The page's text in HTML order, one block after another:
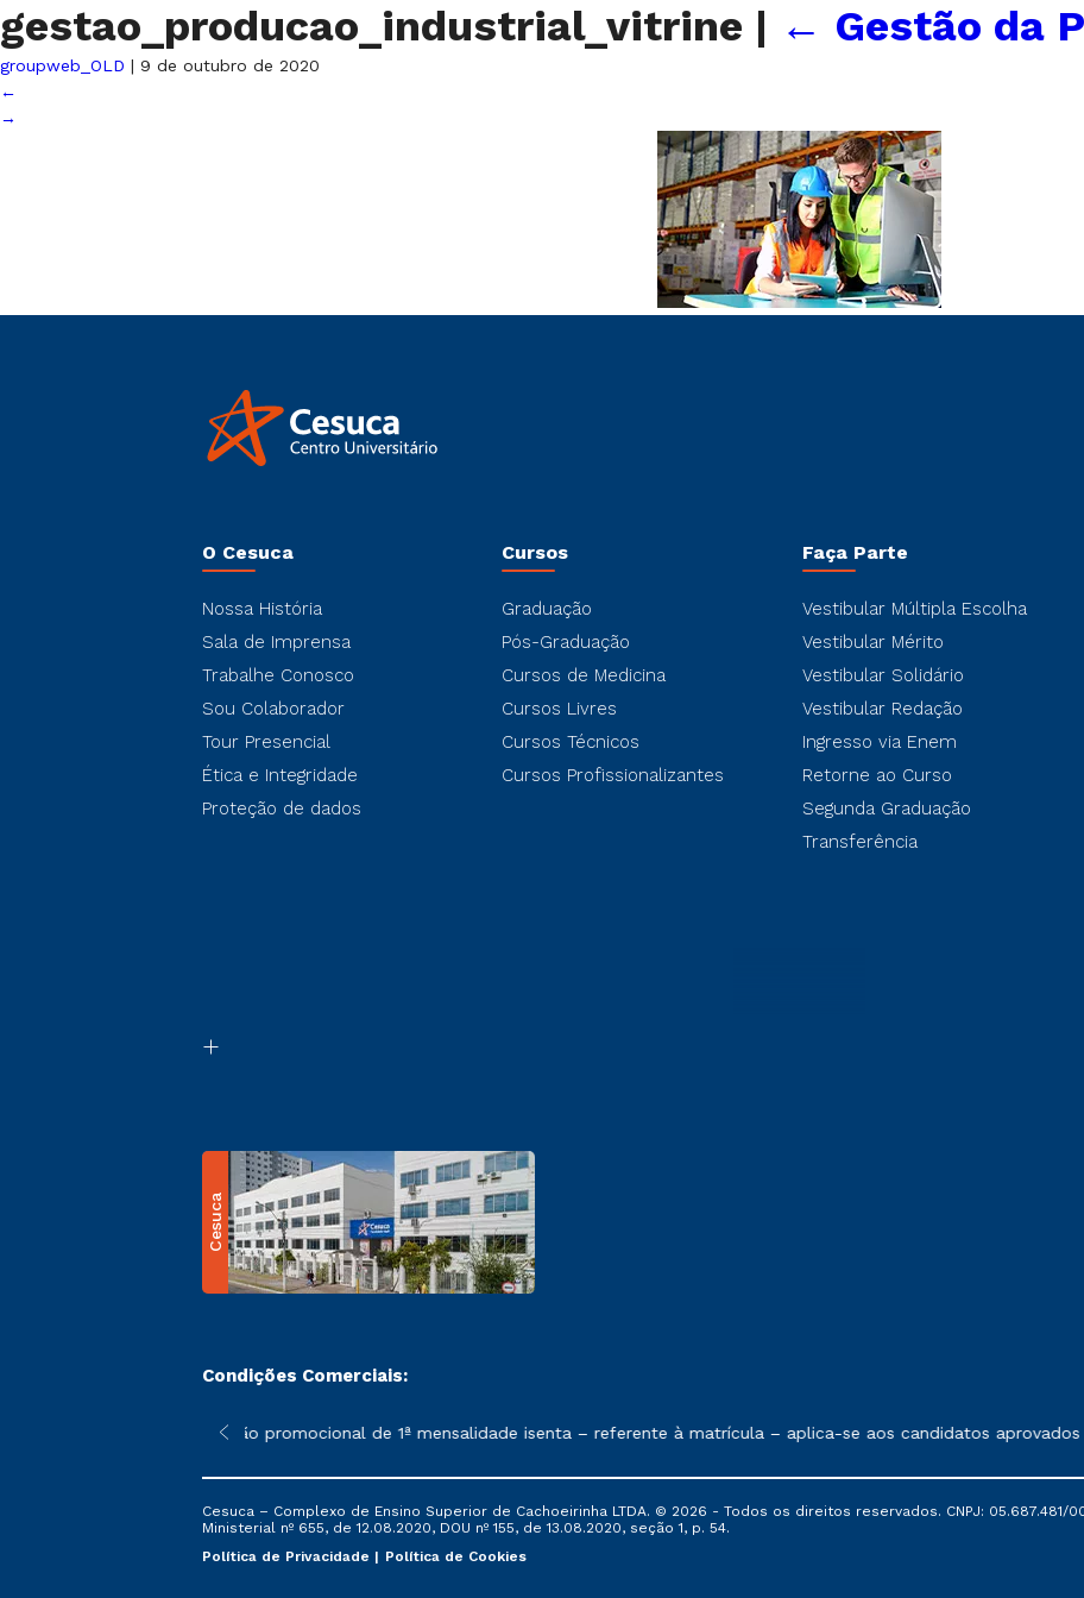
gestao_producao_industrial_vitrine | ← Gestão da
groupweb_OLD | 9 de outubro de 2020
←
→
O Cesuca
Nossa História
Sala de Imprensa
Trabalhe Conosco
Sou Colaborador
Tour Presencial
Ética e Integridade
Proteção de dados
Cursos
Graduação
Pós-Graduação
Cursos de Medicina
Cursos Livres
Cursos Técnicos
Cursos Profissionalizantes
Faça Parte
Vestibular Múltipla Escolha
Vestibular Mérito
Vestibular Solidário
Vestibular Redação
Ingresso via Enem
Retorne ao Curso
Segunda Graduação
Transferência
Cesuca
Condições Comerciais:
sofrer alterações nos períodos de rematrícula conforme exposto no contrato de prestação de serviços
*A condição promocional de 1ª mensalidade isenta – referente à matrícula – aplica-se aos candidatos
Cesuca – Complexo de Ensino Superior de Cachoeirinha LTDA. © 2026 - Todos os direitos reservados. CNPJ: 05.687.481/
Ministerial nº 655, de 12.08.2020, DOU nº 155, de 13.08.2020, seção 1, p. 54.
Política de Privacidade
Política de Cookies